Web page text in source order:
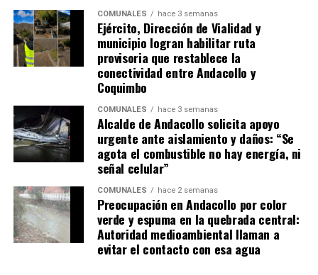
COMUNALES hace 3 semanas
Ejército, Dirección de Vialidad y
municipio logran habilitar ruta
provisoria que restablece la
conectividad entre Andacollo y
Coquimbo
COMUNALES hace 3 semanas
Alcalde de Andacollo solicita apoyo
urgente ante aislamiento y daños: “Se
agota el combustible no hay energía, ni
señal celular”
COMUNALES hace 2 semanas
Preocupación en Andacollo por color
verde y espuma en la quebrada central:
Autoridad medioambiental llaman a
evitar el contacto con esa agua